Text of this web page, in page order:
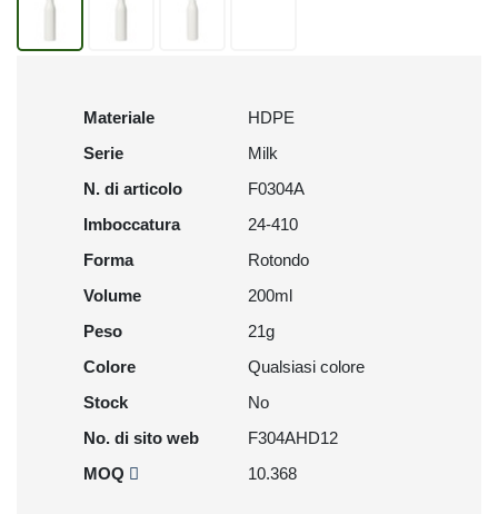
Materiale
HDPE
Serie
Milk
N. di articolo
F0304A
Imboccatura
24-410
Forma
Rotondo
Volume
200ml
Peso
21g
Colore
Qualsiasi colore
Stock
No
No. di sito web
F304AHD12
MOQ
10.368